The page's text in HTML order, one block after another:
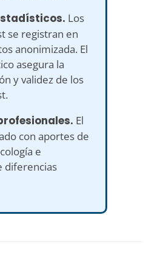
Los
se registran en
anonimizada. El
asegura la
y validez de los
El
con aportes de
e
diferencias